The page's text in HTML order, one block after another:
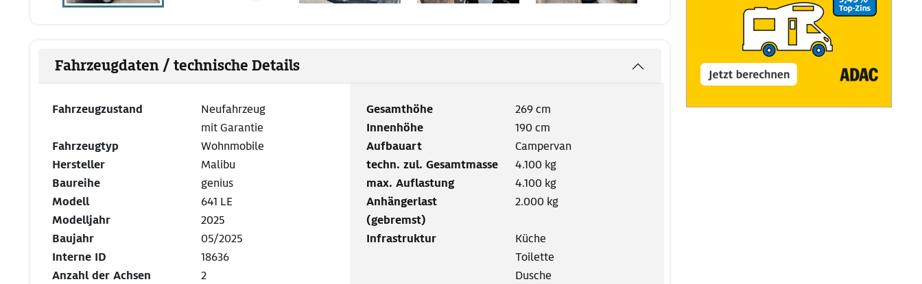
Fahrzeugdaten / technische Details
Fahrzeugzustand
Neufahrzeug
mit Garantie
Fahrzeugtyp
Wohnmobile
Hersteller
Malibu
Baureihe
genius
Modell
641 LE
Modelljahr
2025
Baujahr
05/2025
Interne ID
18636
Anzahl der Achsen
2
Gesamthöhe
269 cm
Innenhöhe
190 cm
Aufbauart
Campervan
techn. zul. Gesamtmasse
4.100 kg
max. Auflastung
4.100 kg
Anhängerlast
(gebremst)
2.000 kg
Infrastruktur
Küche
Toilette
Dusche